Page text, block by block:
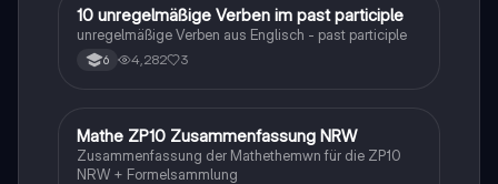
1 Englisch
10 unregelmäßige Verben im past participle
unregelmäßige Verben aus Englisch - past participle
6 4,282 3
Mathe
Mathe ZP10 Zusammenfassung NRW
Zusammenfassung der Mathethemwn für die ZP10
NRW + Formelsammlung